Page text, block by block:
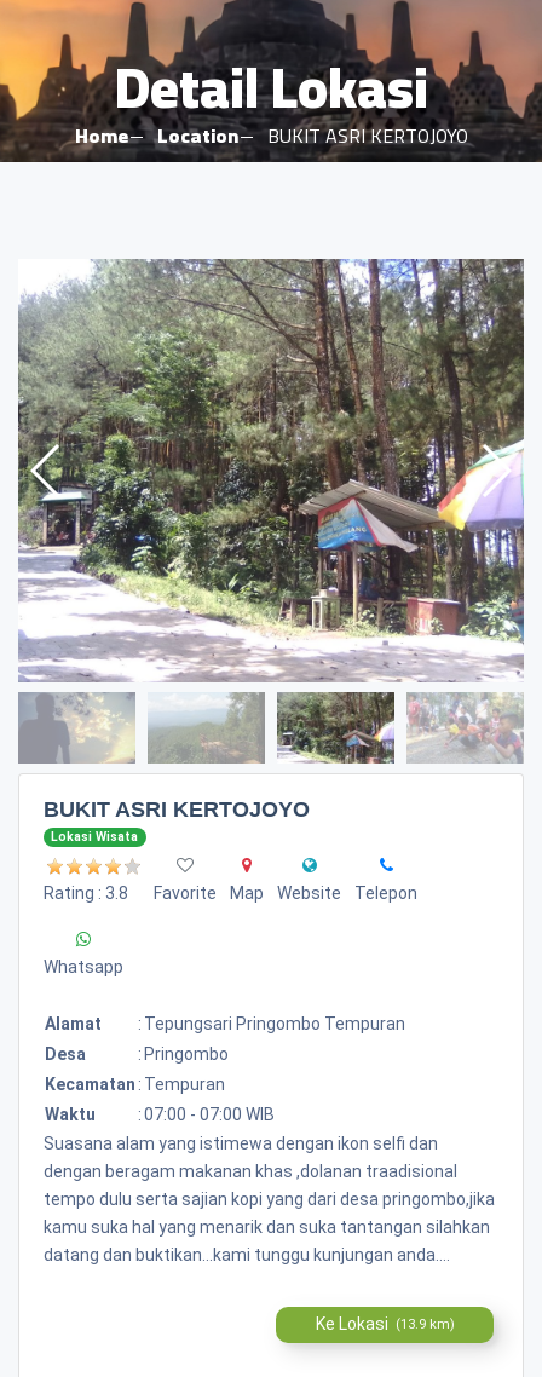
Detail Lokasi
Home Location BUKIT ASRI KERTOJOYO
BUKIT ASRI KERTOJOYO
Lokasi Wisata
Rating : 3.8 Favorite Map Website Telepon
Whatsapp
Alamat : Tepungsari Pringombo Tempuran
Desa
: Pringombo
Kecamatan : Tempuran
Waktu
:07:00 - 07:00 WIB
Suasana alam yang istimewa dengan ikon selfi dan
dengan beragam makanan khas ,dolanan traadisional
tempo dulu serta sajian kopi yang dari desa pringombo,jika
kamu suka hal yang menarik dan suka tantangan silahkan
datang dan buktikan...kami tunggu kunjungan anda....
Ke Lokasi (13.9 km)